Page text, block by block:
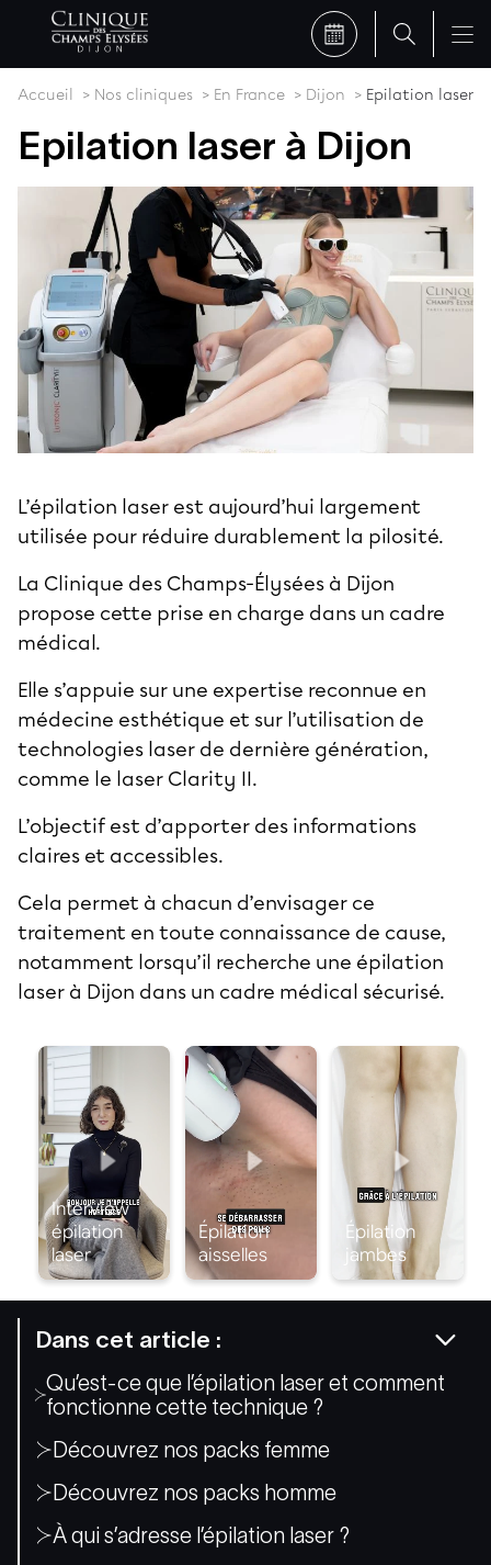
Accueil Nos cliniques En France Dijon Epilation laser
Epilation laser à Dijon
Dans cet article :
Qu’est-ce que l’épilation laser et comment
fonctionne cette technique ?
Découvrez nos packs femme
Découvrez nos packs homme
À qui s’adresse l’épilation laser ?
L’épilation laser est aujourd’hui largement
utilisée pour réduire durablement la pilosité.
La Clinique des Champs-Élysées à Dijon
propose cette prise en charge dans un cadre
médical.
Elle s’appuie sur une expertise reconnue en
médecine esthétique et sur l’utilisation de
technologies laser de dernière génération,
comme le laser Clarity II.
L’objectif est d’apporter des informations
claires et accessibles.
Cela permet à chacun d’envisager ce
traitement en toute connaissance de cause,
notamment lorsqu’il recherche une épilation
laser à Dijon dans un cadre médical sécurisé.